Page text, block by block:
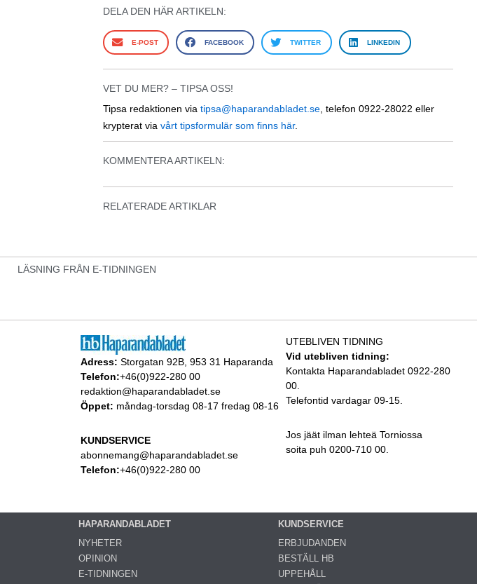
DELA DEN HÄR ARTIKELN:
E-POST FACEBOOK TWITTER LINKEDIN
VET DU MER? – TIPSA OSS!
Tipsa redaktionen via tipsa@haparandabladet.se , telefon 0922-28022 eller
krypterat via vårt tipsformulär som finns här.
KOMMENTERA ARTIKELN:
RELATERADE ARTIKLAR
LÄSNING FRÅN E-TIDNINGEN
Adress: Storgatan 92B, 953 31 Haparanda
Telefon:+46(0)922-280 00
redaktion@haparandabladet.se
Öppet: måndag-torsdag 08-17 fredag 08-16
KUNDSERVICE
abonnemang@haparandabladet.se
Telefon:+46(0)922-280 00
UTEBLIVEN TIDNING
Vid utebliven tidning:
Kontakta Haparandabladet 0922-280
00.
Telefontid vardagar 09-15.
Jos jäät ilman lehteä Torniossa
soita puh 0200-710 00.
HAPARANDABLADET
NYHETER
OPINION
E-TIDNINGEN
KUNDSERVICE
ERBJUDANDEN
BESTÄLL HB
UPPEHÅLL